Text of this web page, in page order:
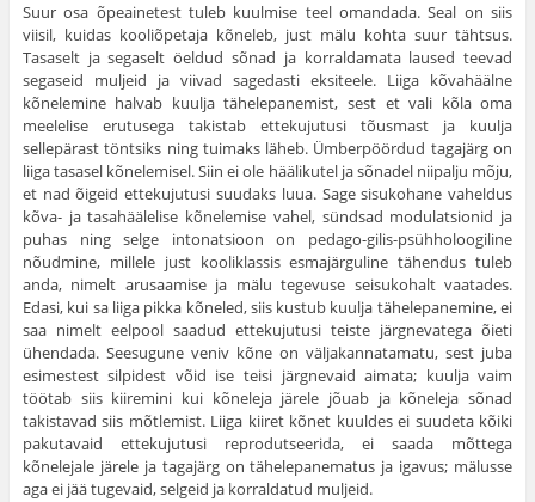
Suur osa õpeainetest tuleb kuulmise teel omandada. Seal on siis
viisil, kuidas kooliõpetaja kõneleb, just mälu kohta suur tähtsus.
Tasaselt ja segaselt öeldud sõnad ja korraldamata laused teevad
segaseid muljeid ja viivad sage­dasti eksiteele. Liiga kõvahäälne
kõnelemine halvab kuulja tähelepanemist, sest et vali kõla oma
meelelise erutusega takistab ettekujutusi tõusmast ja kuulja
sellepärast töntsiks ning tuimaks läheb. Ümberpöördud tagajärg on
liiga tasasel kõnelemisel. Siin ei ole häälikutel ja sõnadel niipalju mõju,
et nad õigeid ettekujutusi suudaks luua. Sage sisukohane vaheldus
kõva- ja tasahäälelise kõnelemise vahel, sündsad modulatsionid ja
puhas ning selge intonatsioon on pedago-gilis-psühholoogiline
nõudmine, millele just kooliklassis esmajärguline tähendus tuleb
anda, nimelt arusaamise ja mälu tegevuse seisukohalt vaatades.
Edasi, kui sa liiga pikka kõneled, siis kustub kuulja tähelepanemine, ei
saa nimelt eelpool saadud ettekujutusi teiste järgnevatega õieti
ühendada. See­sugune veniv kõne on väljakannatamatu, sest juba
esimestest silpidest võid ise teisi järgnevaid aimata; kuulja vaim
töötab siis kiiremini kui kõneleja järele jõuab ja kõneleja sõnad
takistavad siis mõtlemist. Liiga kiiret kõnet kuuldes ei suudeta kõiki
pakutavaid ettekujutusi reprodutseerida, ei saada mõttega
kõnelejale järele ja tagajärg on tähelepanematus ja igavus; mälusse
aga ei jää tugevaid, selgeid ja korralda­tud muljeid.